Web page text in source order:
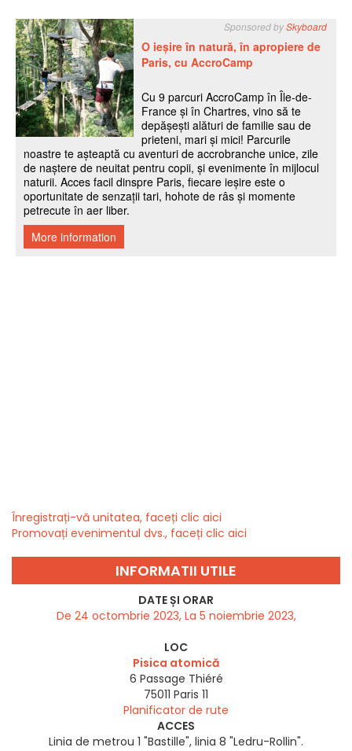
Înregistrați-vă unitatea, faceți clic aici
Promovați evenimentul dvs., faceți clic aici
INFORMATII UTILE
DATE ȘI ORAR
De 24 octombrie 2023, La 5 noiembrie 2023,
LOC
Pisica atomică
6 Passage Thiéré
75011 Paris 11
Planificator de rute
ACCES
Linia de metrou 1 "Bastille", linia 8 "Ledru-Rollin".